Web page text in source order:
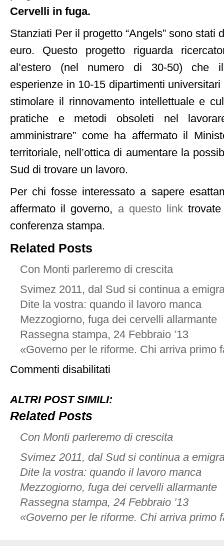
Cervelli in fuga.
Stanziati Per il progetto “Angels” sono stati
euro. Questo progetto riguarda
al’estero (nel numero di 30-50) che
esperienze in 10-15 dipartimenti
stimolare il rinnovamento intellettuale e
pratiche e metodi obsoleti nel
amministrare” come ha affermato il
territoriale, nell’ottica di aumentare la
Sud di trovare un lavoro.
Per chi fosse interessato a sapere
affermato il governo, a questo link
conferenza stampa.
Related Posts
Con Monti parleremo di crescita
Svimez 2011, dal Sud si continua a
Dite la vostra: quando il lavoro manca
Mezzogiorno, fuga dei cervelli allarmante
Rassegna stampa, 24 Febbraio ’13
«Governo per le riforme. Chi arriva primo
Commenti disabilitati
sud:
euro
la
ALTRI POST SIMILI:
Related Posts
Con Monti parleremo di crescita
Svimez 2011, dal Sud si continua a
Dite la vostra: quando il lavoro manca
Mezzogiorno, fuga dei cervelli allarmante
Rassegna stampa, 24 Febbraio ’13
«Governo per le riforme. Chi arriva primo